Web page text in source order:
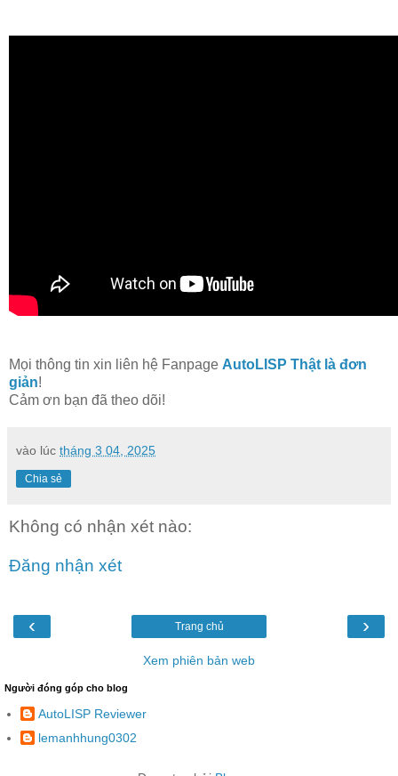
Mọi thông tin xin liên hệ Fanpage AutoLISP Thật là đơn
giản!
Cảm ơn bạn đã theo dõi!
vào lúc tháng 3 04, 2025
Chia sẻ
Không có nhận xét nào:
Đăng nhận xét
‹ ›
Trang chủ
Xem phiên bản web
Người đóng góp cho blog
AutoLISP Reviewer
lemanhhung0302